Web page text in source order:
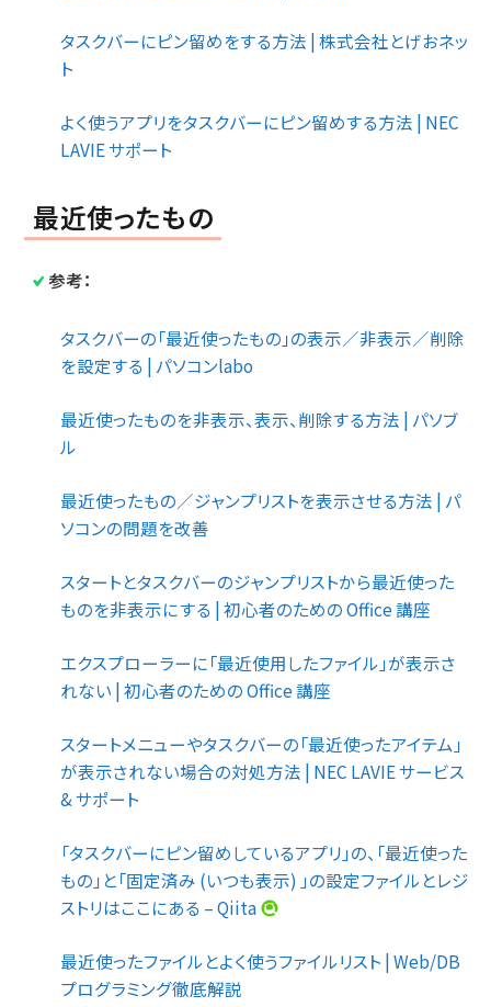
タスクバーにピン留めをする方法 | 株式会社とげおネッ
ト
よく使うアプリをタスクバーにピン留めする方法 | NEC
LAVIE サポート
最近使ったもの
参考：
タスクバーの「最近使ったもの」の表示／非表示／削除
を設定する | パソコンlabo
最近使ったものを非表示、表示、削除する方法 | パソブ
ル
最近使ったもの／ジャンプリストを表示させる方法 | パ
ソコンの問題を改善
スタートとタスクバーのジャンプリストから最近使った
ものを非表示にする | 初心者のための Office 講座
エクスプローラーに「最近使用したファイル」が表示さ
れない | 初心者のための Office 講座
スタートメニューやタスクバーの「最近使ったアイテム」
が表示されない場合の対処方法 | NEC LAVIE サービス
& サポート
「タスクバーにピン留めしているアプリ」の、「最近使った
もの」と「固定済み (いつも表示) 」の設定ファイルとレジ
ストリはここにある – Qiita
最近使ったファイルとよく使うファイルリスト | Web/DB
プログラミング徹底解説